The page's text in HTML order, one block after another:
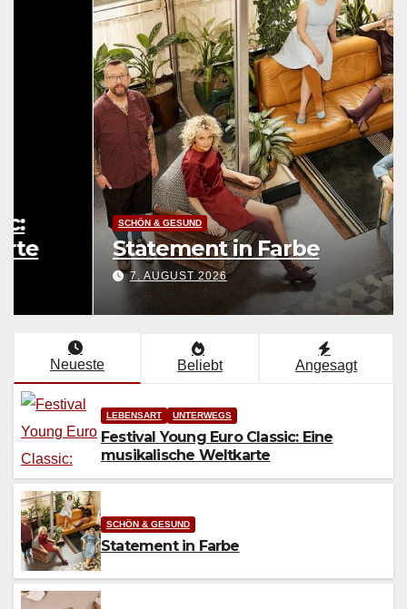
UNTERWEGS
Festival Young Euro Classic:
Eine musikalische Weltkarte
7. AUGUST 2026
Neueste Beliebt Angesagt
LEBENSART UNTERWEGS
Festival Young Euro Classic: Eine
musikalische Weltkarte
SCHÖN & GESUND
Statement in Farbe